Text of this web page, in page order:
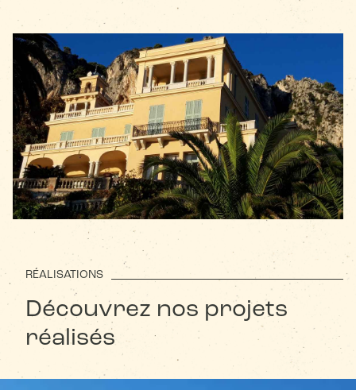
RÉALISATIONS
Découvrez nos projets
réalisés